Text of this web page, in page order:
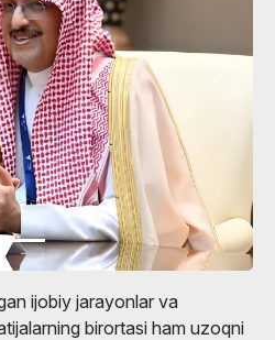
ijobiy jarayonlar va
birortasi ham uzoqni